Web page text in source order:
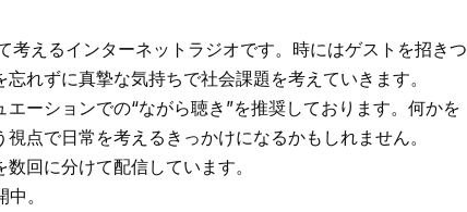
えるインターネットラジオです。時にはゲストを招きつ
れずに真摯な気持ちで社会課題を考えていきます。
ーションでの“ながら聴き”を推奨しております。何かを
点で日常を考えるきっかけになるかもしれません。
回に分けて配信しています。
。